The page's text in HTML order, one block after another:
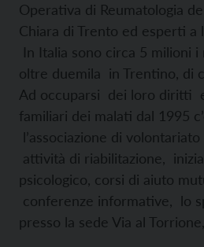
Operativa di Reumatologia
Chiara di Trento ed esperti a
In Italia sono circa 5 milioni i
oltre duemila in Trentino, di
Ad occuparsi dei loro diritti
familiari dei malati dal 1995
l’associazione di
attività di riabilitazione,
psicologico, corsi di aiuto
conferenze informative, lo
presso la sede Via al